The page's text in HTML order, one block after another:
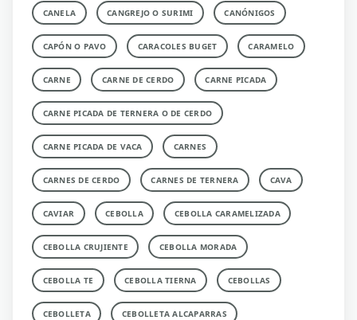
CANELA CANGREJO O SURIMI CANÓNIGOS
CAPÓN O PAVO CARACOLES BUGET CARAMELO
CARNE CARNE DE CERDO CARNE PICADA
CARNE PICADA DE TERNERA O DE CERDO
CARNE PICADA DE VACA CARNES
CARNES DE CERDO CARNES DE TERNERA CAVA
CAVIAR CEBOLLA CEBOLLA CARAMELIZADA
CEBOLLA CRUJIENTE CEBOLLA MORADA
CEBOLLA TE CEBOLLA TIERNA CEBOLLAS
CEBOLLETA CEBOLLETA ALCAPARRAS